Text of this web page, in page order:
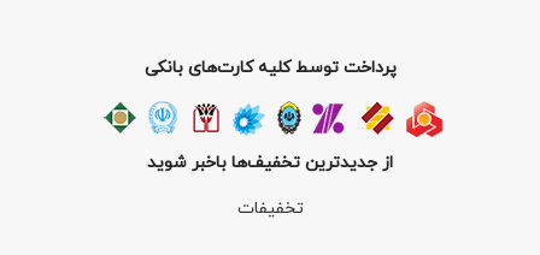
پرداخت توسط کلیه کارت‌های بانکی
از جدیدترین تخفیف‌ها باخبر شوید
تخفیفات